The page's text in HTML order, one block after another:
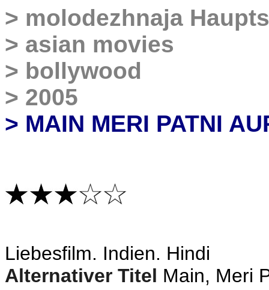
> molodezhnaja
> asian movies
> bollywood
> 2005
> MAIN MERI PATNI
Liebesfilm. Indien. Hindi
Alternativer Titel Main, Meri